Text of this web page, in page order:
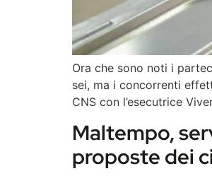
Ora che sono noti i
sei, ma i concorrenti
CNS con l’esecutrice
Maltempo,
proposte dei